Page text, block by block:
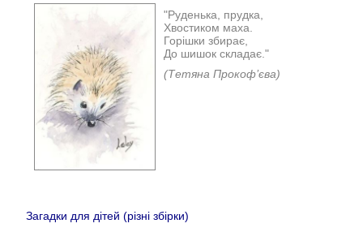
"Руденька, прудка,
Хвостиком маха.
Горішки збирає,
До шишок складає."
(Тетяна Прокоф’єва)
Загадки для дітей (різні збірки)